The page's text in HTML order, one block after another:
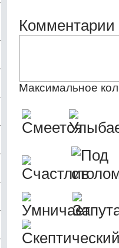
Комментарии
Максимальное